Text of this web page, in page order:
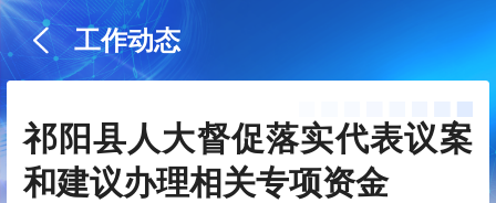
工作动态
祁阳县人大督促落实代表议案
和建议办理相关专项资金